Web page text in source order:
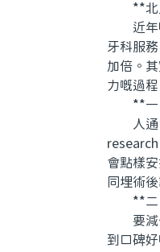
**北上
近年唔
牙科服
加倍。
力嘅過
**一、
人通常
會點樣
同埋術
**二、
要減少
到口碑